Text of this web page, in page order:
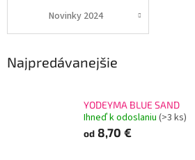
Novinky 2024
Najpredávanejšie
YODEYMA BLUE SAND
Ihneď k odoslaniu (>3 ks)
od 8,70 €